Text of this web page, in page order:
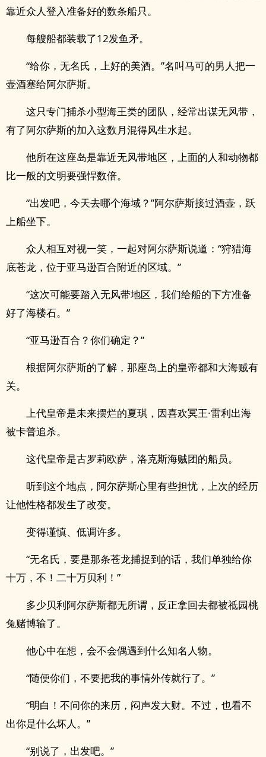
靠近众人登入准备好的数条船只。
每艘船都装载了12发鱼矛。
“给你，无名氏，上好的美酒。”名叫马可的男人把一
壶酒塞给阿尔萨斯。
这只专门捕杀小型海王类的团队，经常出谋无风带，
有了阿尔萨斯的加入这数月混得风生水起。
他所在这座岛是靠近无风带地区，上面的人和动物都
比一般的文明要强悍数倍。
“出发吧，今天去哪个海域？”阿尔萨斯接过酒壶，跃
上船坐下。
众人相互对视一笑，一起对阿尔萨斯说道：“狩猎海
底苍龙，位于亚马逊百合附近的区域。”
“这次可能要踏入无风带地区，我们给船的下方准备
好了海楼石。”
“亚马逊百合？你们确定？”
根据阿尔萨斯的了解，那座岛上的皇帝都和大海贼有
关。
上代皇帝是未来摆烂的夏琪，因喜欢冥王·雷利出海
被卡普追杀。
这代皇帝是古罗莉欧萨，洛克斯海贼团的船员。
听到这个地点，阿尔萨斯心里有些担忧，上次的经历
让他性格都发生了改变。
变得谨慎、低调许多。
“无名氏，要是那条苍龙捕捉到的话，我们单独给你
十万，不！二十万贝利！”
多少贝利阿尔萨斯都无所谓，反正拿回去都被祗园桃
兔赌博输了。
他心中在想，会不会偶遇到什么知名人物。
“随便你们，不要把我的事情外传就行了。”
“明白！不问你的来历，闷声发大财。不过，也看不
出你是什么坏人。”
“别说了，出发吧。”